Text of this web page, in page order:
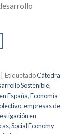
EtiquetadoCátedra
Sostenible,
España,Economía
,empresas de
en
,Social Economy